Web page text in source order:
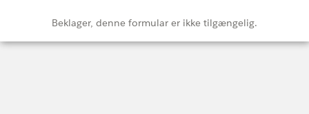
Beklager, denne formular er ikke tilgængelig.